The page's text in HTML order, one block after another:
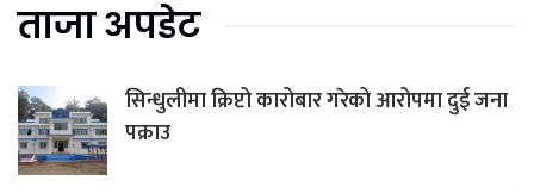
ताजा अपडेट
सिन्धुलीमा क्रिप्टो कारोबार गरेको आरोपमा दुई जना
पक्राउ